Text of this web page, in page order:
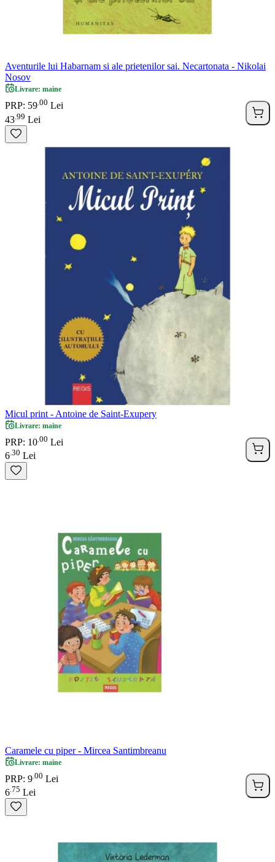
Aventurile lui Habarnam si ale prietenilor sai. Necartonata - Nikolai
Nosov
Livrare: maine
PRP: 59 00 Lei
43 99 Lei
Micul print - Antoine de Saint-Exupery
Livrare: maine
PRP: 10 00 Lei
6 30 Lei
Caramele cu piper - Mircea Santimbreanu
Livrare: maine
PRP: 9 00 Lei
6 75 Lei